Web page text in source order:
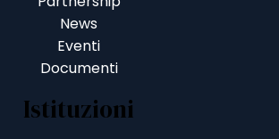
News
Eventi
Documenti
Istituzioni